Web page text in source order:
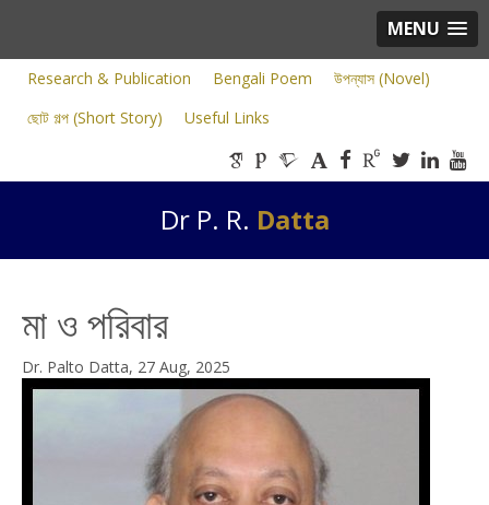
MENU
Research & Publication Bengali Poem
উপন্যাস (Novel)
ছোট গল্প (Short Story)
Useful Links
Dr P. R. Datta
মা ও পরিবার
Dr. Palto Datta, 27 Aug, 2025